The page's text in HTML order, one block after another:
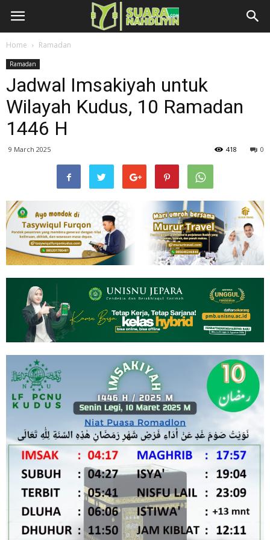
Home Ramadan
Ramadan
Jadwal Imsakiyah untuk
Wilayah Kudus, 10 Ramadan
1446 H
9 March 2025 0
418